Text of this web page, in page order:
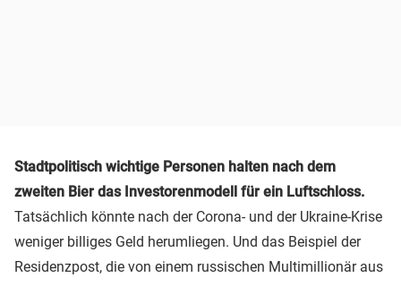
Stadtpolitisch wichtige Personen halten nach dem
zweiten Bier das Investorenmodell für ein Luftschloss.
Tatsächlich könnte nach der Corona- und der Ukraine-Krise
weniger billiges Geld herumliegen. Und das Beispiel der
Residenzpost, die von einem russischen Multimillionär aus